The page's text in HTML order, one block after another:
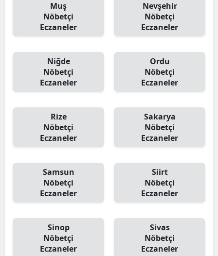
Muş
Nöbetçi
Eczaneler
Nevşehir
Nöbetçi
Eczaneler
Niğde
Nöbetçi
Eczaneler
Ordu
Nöbetçi
Eczaneler
Rize
Nöbetçi
Eczaneler
Sakarya
Nöbetçi
Eczaneler
Samsun
Nöbetçi
Eczaneler
Siirt
Nöbetçi
Eczaneler
Sinop
Nöbetçi
Eczaneler
Sivas
Nöbetçi
Eczaneler